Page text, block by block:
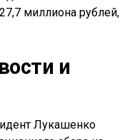
миллиона рублей,
и
Лукашенко